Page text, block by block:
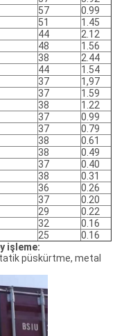
57
0.99
51
1.45
44
2.12
48
1.56
38
2.44
44
1.54
37
1,97
37
1.59
38
1.22
37
0.99
37
0.79
38
0.61
38
0.49
37
0.40
38
0.31
36
0.26
37
0.20
29
0.22
32
0.16
25
0.16
işleme:
püskürtme, metal